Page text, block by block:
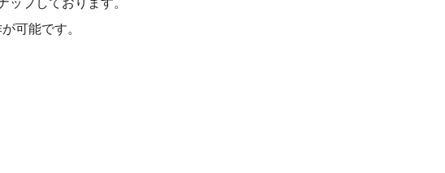
プしております。
可能です。